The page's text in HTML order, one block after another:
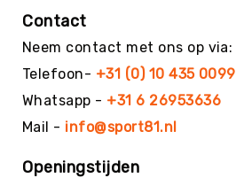
Voetballen
Volleyballen
Speelballen
Trefballen
Contact
Neem contact met ons op via:
Telefoon- +31 (0) 10 435 0099
Whatsapp - +31 6 26953636
Mail - info@sport81.nl
Openingstijden